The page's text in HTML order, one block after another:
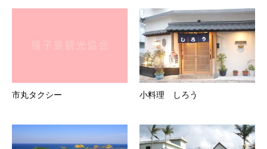
市丸タクシー 小料理 しろう